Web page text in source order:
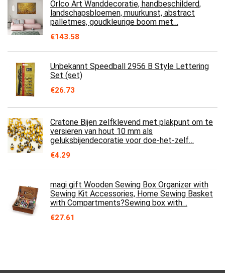
Orlco Art Wanddecoratie, handbeschilderd,
landschapsbloemen, muurkunst, abstract
palletmes, goudkleurige boom met…
€143.58
Unbekannt Speedball 2956 B Style Lettering
Set (set)
€26.73
Cratone Bijen zelfklevend met plakpunt om te
versieren van hout 10 mm als
geluksbijendecoratie voor doe-het-zelf…
€4.29
magi gift Wooden Sewing Box Organizer with
Sewing Kit Accessories, Home Sewing Basket
with Compartments?Sewing box with…
€27.61